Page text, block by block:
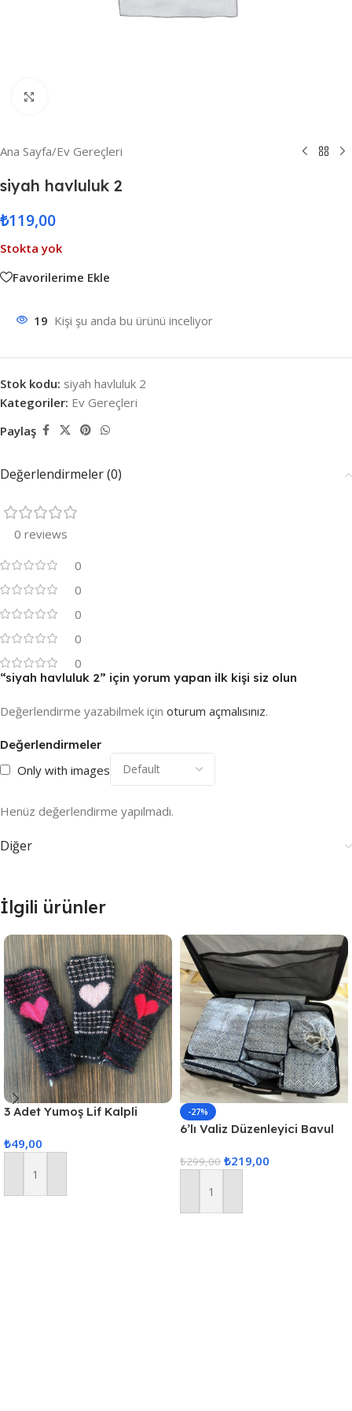
Ana Sayfa/Ev Gereçleri
siyah havluluk 2
₺119,00
Stokta yok
Favorilerime Ekle
19 Kişi şu anda bu ürünü inceliyor
Stok kodu: siyah havluluk 2
Kategoriler: Ev Gereçleri
Paylaş
Değerlendirmeler (0)
0 reviews
0
0
0
0
0
Değerlendirmeler
Only with images
Henüz değerlendirme yapılmadı.
“siyah havluluk 2” için yorum yapan ilk kişi siz olun
Değerlendirme yazabilmek için oturum açmalısınız.
Diğer
İlgili ürünler
3 Adet Yumoş Lif Kalpli
₺49,00
Sepete Ekle
-27%
6’lı Valiz Düzenleyici Bavul
Hurcu
₺299,00 ₺219,00
Sepete Ekle